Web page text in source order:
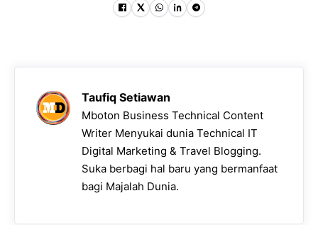
Taufiq Setiawan
Mboton Business Technical Content
Writer Menyukai dunia Technical IT
Digital Marketing & Travel Blogging.
Suka berbagi hal baru yang bermanfaat
bagi Majalah Dunia.